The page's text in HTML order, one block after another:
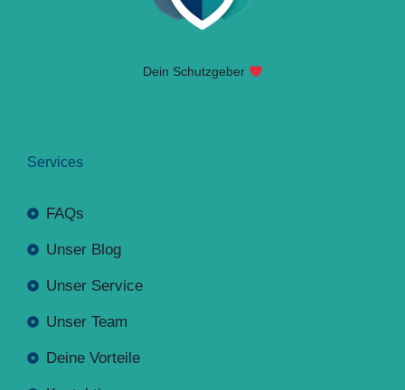
Dein Schutzgeber
Services
FAQs
Unser Blog
Unser Service
Unser Team
Deine Vorteile